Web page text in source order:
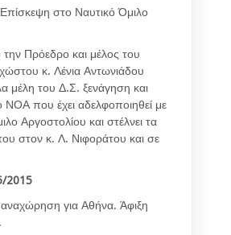
στο Ναυτικό Όμιλο
Πρόεδρο και μέλος του
κ. Λένια Αντωνιάδου
μέλη του Δ.Σ. ξενάγηση και
ΝΟΑ που έχει αδελφοποιηθεί με
Αργοστολίου και στέλνει τα
στον κ. Λ. Νιφοράτου και σε
2015
για Αθήνα. Άφιξη